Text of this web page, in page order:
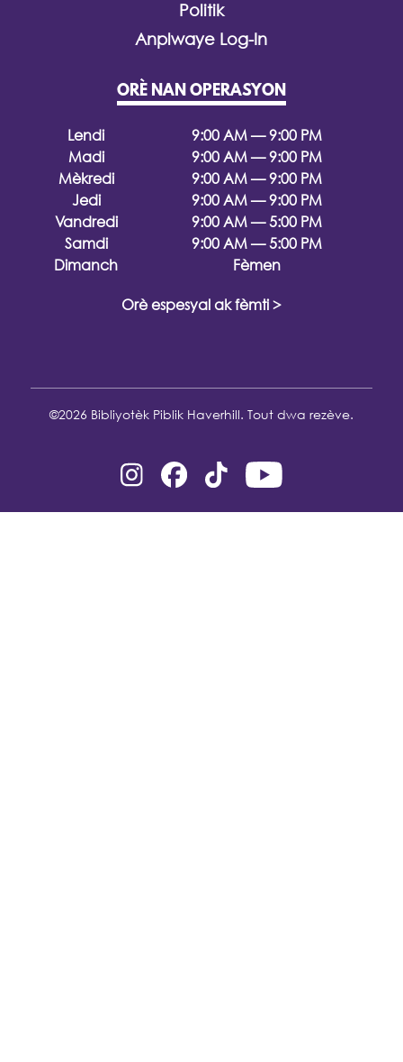
Politik
Anplwaye Log-In
ORÈ NAN OPERASYON
Lendi
9:00 AM — 9:00 PM
Madi
9:00 AM — 9:00 PM
Mèkredi
9:00 AM — 9:00 PM
Jedi
9:00 AM — 9:00 PM
Vandredi
9:00 AM — 5:00 PM
Samdi
9:00 AM — 5:00 PM
Dimanch
Fèmen
Orè espesyal ak fèmti >
©2026 Bibliyotèk Piblik Haverhill. Tout dwa rezève.